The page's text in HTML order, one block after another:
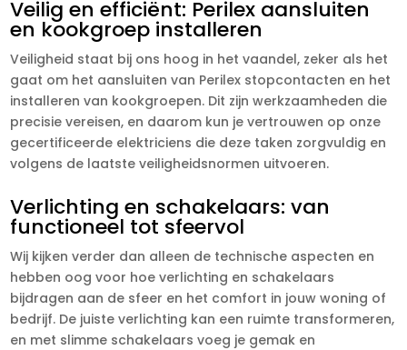
Veilig en efficiënt: Perilex aansluiten
en kookgroep installeren
Veiligheid staat bij ons hoog in het vaandel, zeker als het
gaat om het aansluiten van Perilex stopcontacten en het
installeren van kookgroepen. Dit zijn werkzaamheden die
precisie vereisen, en daarom kun je vertrouwen op onze
gecertificeerde elektriciens die deze taken zorgvuldig en
volgens de laatste veiligheidsnormen uitvoeren.
Verlichting en schakelaars: van
functioneel tot sfeervol
Wij kijken verder dan alleen de technische aspecten en
hebben oog voor hoe verlichting en schakelaars
bijdragen aan de sfeer en het comfort in jouw woning of
bedrijf. De juiste verlichting kan een ruimte transformeren,
en met slimme schakelaars voeg je gemak en